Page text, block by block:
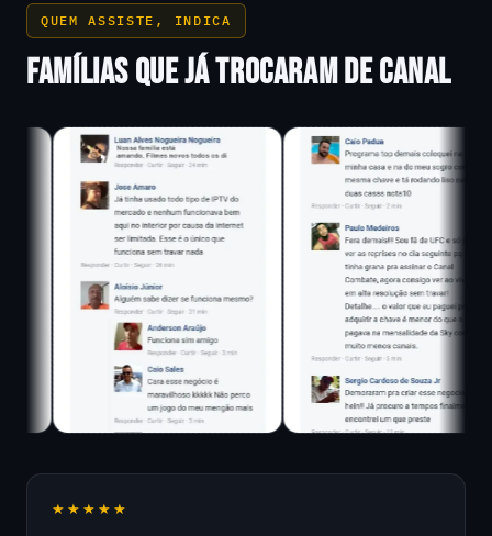
QUEM ASSISTE, INDICA
FAMÍLIAS QUE JÁ TROCARAM DE CANAL
★★★★★